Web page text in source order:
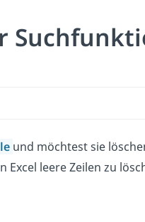
und möchtest sie
Excel leere Zeilen zu